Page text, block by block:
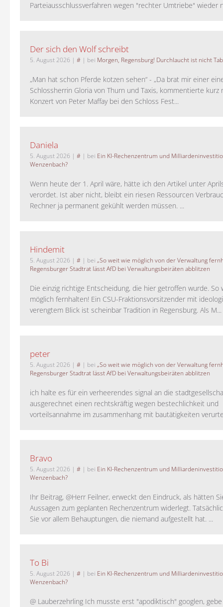
Parteiausschlussverfahren wegen "rechter Umtriebe" wieder
Der sich den Wolf schreibt
5. August 2026 | # | bei Morgen, Regensburg! Durchlaucht ist nicht
„Man hat schon Pferde kotzen sehen“ - „Da brat mir einer
Schlossherrin Gloria von Thurn und Taxis, kommentierte kurz
Konzert von Peter Maffay bei den Schloss Fest...
Daniela
5. August 2026 | # | bei Ein KI-Rechenzentrum und
Wenzenbach?
Wenn heute der 1. April wäre, hätte ich den Artikel unter
verordet. Ist aber nicht, bleibt ein riesen Ressourcen
Rechner ja permanent gekühlt werden müssen. ...
Hindemit
5. August 2026 | # | bei „So weit wie möglich von der Verwaltung
Regensburger Stadtrat lässt AfD bei Verwaltungsbeiräten abblitzen
Die einzig richtige Entscheidung, die hier getroffen wurde. So
möglich fernhalten! Ein CSU-Fraktionsvorsitzender mit
verengtem Blick ist scheinbar Tradition in Regensburg. Als M...
peter
5. August 2026 | # | bei „So weit wie möglich von der Verwaltung
Regensburger Stadtrat lässt AfD bei Verwaltungsbeiräten abblitzen
ich halte es für ein verheerendes signal an die
ausgerechnet einen rechtskräftig wegen bestechlichkeit und
vorteilsannahme im zusammenhang mit bautätigkeiten
Bravo
5. August 2026 | # | bei Ein KI-Rechenzentrum und
Wenzenbach?
Ihr Beitrag, @Herr Feilner, erweckt den Eindruck, als hätten
Aussagen zum geplanten Rechenzentrum widerlegt.
Sie vor allem Behauptungen, die niemand aufgestellt hat. ...
To Bi
5. August 2026 | # | bei Ein KI-Rechenzentrum und
Wenzenbach?
@ Lauberzehrling Ich musste erst "apodiktisch" googlen, gebe